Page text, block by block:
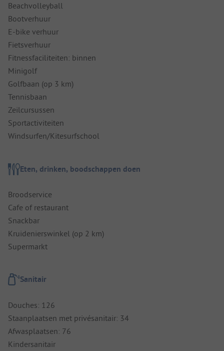
Beachvolleyball
Bootverhuur
E-bike verhuur
Fietsverhuur
Fitnessfaciliteiten: binnen
Minigolf
Golfbaan (op 3 km)
Tennisbaan
Zeilcursussen
Sportactiviteiten
Windsurfen/Kitesurfschool
Eten, drinken, boodschappen doen
Broodservice
Cafe of restaurant
Snackbar
Kruidenierswinkel (op 2 km)
Supermarkt
Sanitair
Douches: 126
Staanplaatsen met privésanitair: 34
Afwasplaatsen: 76
Kindersanitair